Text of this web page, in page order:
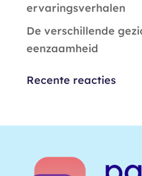
ervaringsverhalen
De verschillende
eenzaamheid
Recente reacties